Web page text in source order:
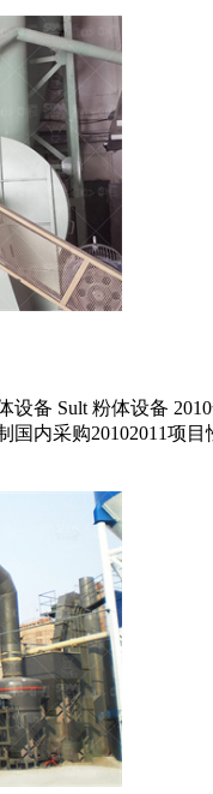
设备 Sult 粉体设备
国内采购20102011项目